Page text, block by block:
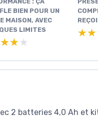
BIEN POUR UN
MAISON, AVEC
LIMITES
2 batteries 4,0 Ah et